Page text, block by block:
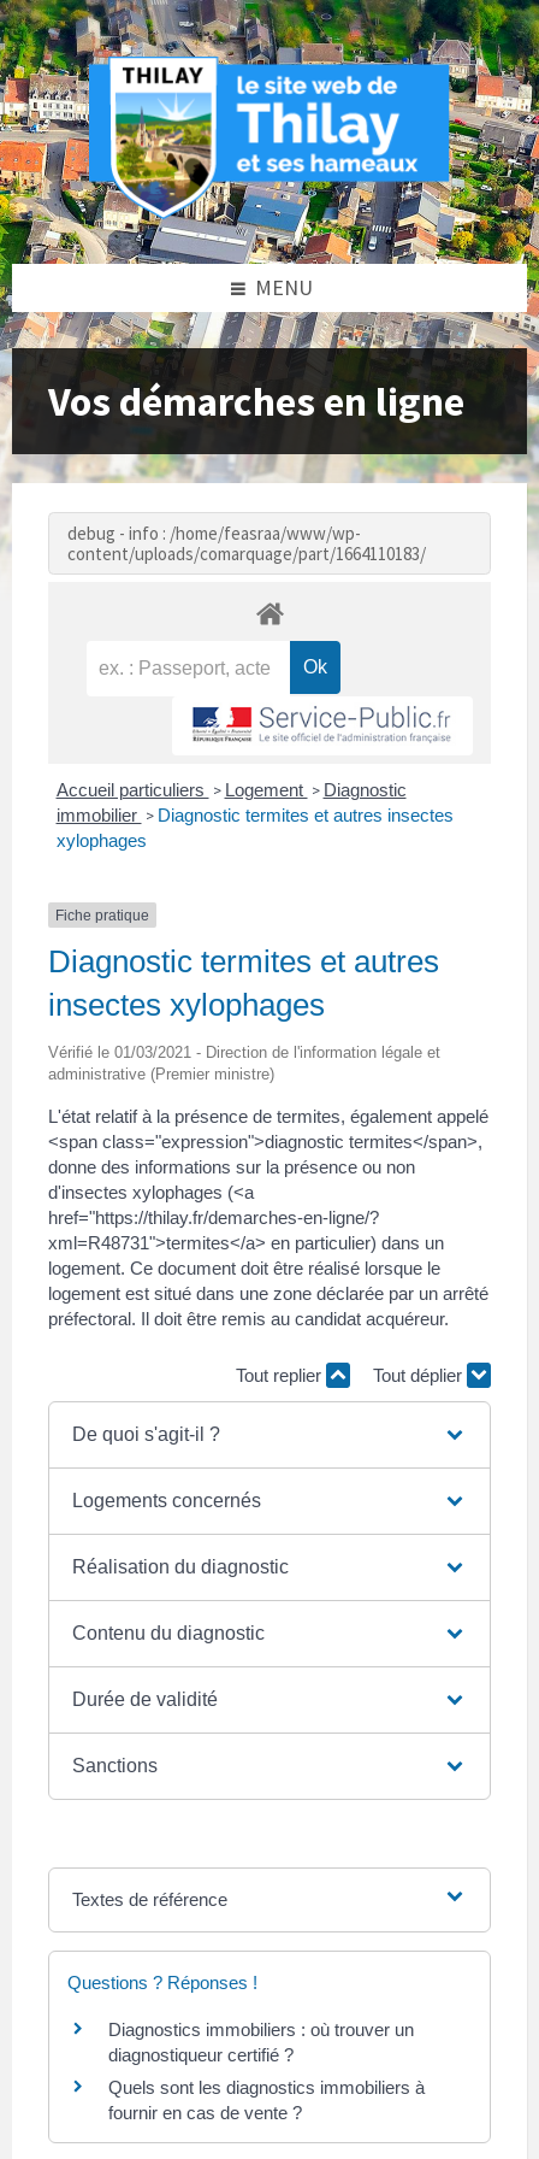
Skip
to
content
Skip
to
left
sidebar
Skip
to
footer
MENU
Vos démarches en ligne
debug - info : /home/feasraa/www/wp-
content/uploads/comarquage/part/1664110183/
Accueil particuliers > Logement > Diagnostic
immobilier > Diagnostic termites et autres insectes
xylophages
Fiche pratique
Diagnostic termites et autres
insectes xylophages
Vérifié le 01/03/2021 - Direction de l'information légale et
administrative (Premier ministre)
L'état relatif à la présence de termites, également appelé
<span class="expression">diagnostic termites</span>,
donne des informations sur la présence ou non
d'insectes xylophages (<a
href="https://thilay.fr/demarches-en-ligne/?
xml=R48731">termites</a> en particulier) dans un
logement. Ce document doit être réalisé lorsque le
logement est situé dans une zone déclarée par un arrêté
préfectoral. Il doit être remis au candidat acquéreur.
Tout replier Tout déplier
De quoi s'agit-il ?
Logements concernés
Réalisation du diagnostic
Contenu du diagnostic
Durée de validité
Sanctions
Textes de référence
Questions ? Réponses !
Diagnostics immobiliers : où trouver un
diagnostiqueur certifié ?
Quels sont les diagnostics immobiliers à
fournir en cas de vente ?